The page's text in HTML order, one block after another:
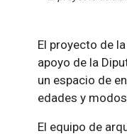
El proyecto de
apoyo de la
un espacio de
edades y
El equipo de